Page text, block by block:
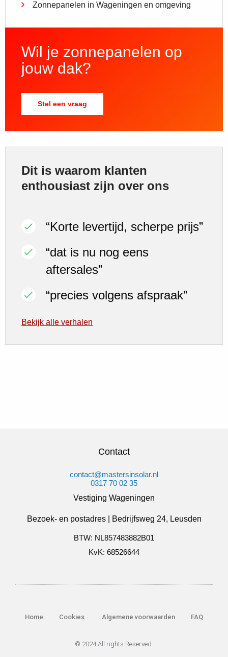
Zonnepanelen in Wageningen en omgeving
Wil je zonnepanelen op
jouw dak?
Stel een vraag
Dit is waarom klanten
enthousiast zijn over ons
“Korte levertijd, scherpe prijs”
“dat is nu nog eens
aftersales”
“precies volgens afspraak”
Bekijk alle verhalen
Contact
contact@mastersinsolar.nl
0317 70 02 35
Vestiging Wageningen
Bezoek- en postadres | Bedrijfsweg 24, Leusden
BTW: NL857483882B01
KvK: 68526644
Home Cookies Algemene voorwaarden FAQ
© 2024 All rights Reserved.